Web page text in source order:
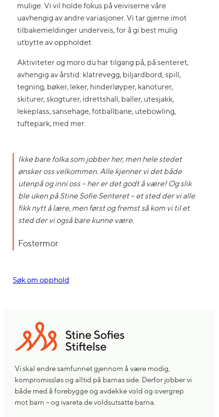
mulige. Vi vil holde fokus på veiviserne våre
uavhengig av andre variasjoner. Vi tar gjerne imot
tilbakemeldinger underveis, for å gi best mulig
utbytte av oppholdet.
Aktiviteter og moro du har tilgang på, på senteret,
avhengig av årstid: klatrevegg, biljardbord, spill,
tegning, bøker, leker, hinderløyper, kanoturer,
skiturer, skogturer, idrettshall, baller, utesjakk,
lekeplass, sansehage, fotballbane, utebowling,
tuftepark, med mer.
Ikke bare folka som jobber her, men hele stedet
ønsker oss velkommen. Alle kjenner vi det både
utenpå og inni oss – her er det godt å være! Og slik
ble uken på Stine Sofie Senteret – et sted der vi alle
fikk nytt å lære, men først og fremst så kom vi til et
sted der vi også bare kunne være.
Fostermor
Søk om opphold
Vi skal endre samfunnet gjennom å være modig,
kompromissløs og alltid på barnas side. Derfor jobber vi
både med å forebygge og avdekke vold og overgrep
mot barn – og ivareta de voldsutsatte barna.